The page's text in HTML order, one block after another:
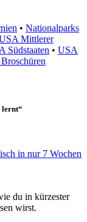
• Nationalparks
Mittlerer
Südstaaten • USA
lernt“
du in kürzester
wirst.